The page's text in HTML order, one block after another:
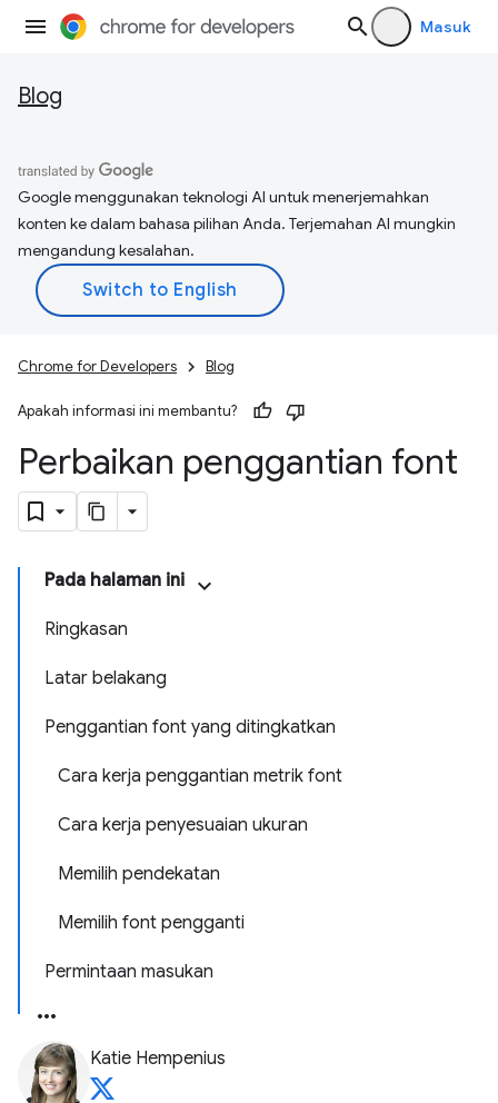
Masuk
Blog
Google menggunakan teknologi AI untuk menerjemahkan
konten ke dalam bahasa pilihan Anda. Terjemahan AI mungkin
mengandung kesalahan.
Chrome for Developers Blog
Apakah informasi ini membantu?
Perbaikan penggantian font
Pada halaman ini
Ringkasan
Latar belakang
Penggantian font yang ditingkatkan
Cara kerja penggantian metrik font
Cara kerja penyesuaian ukuran
Memilih pendekatan
Memilih font pengganti
Permintaan masukan
Katie Hempenius